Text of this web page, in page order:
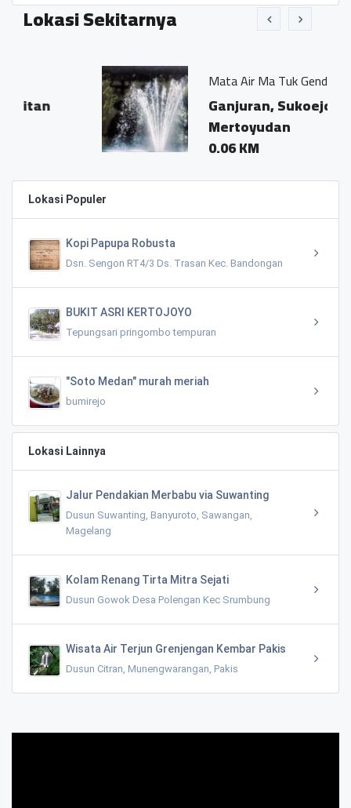
Lokasi Sekitarnya
Mata Air Ma Tuk Gending
Ganjuran, Sukoejo,
Mertoyudan
0.06 KM
Lokasi Populer
Kopi Papupa Robusta
Dsn. Sengon RT4/3 Ds. Trasan Kec. Bandongan
BUKIT ASRI KERTOJOYO
Tepungsari pringombo tempuran
"Soto Medan" murah meriah
bumirejo
Lokasi Lainnya
Jalur Pendakian Merbabu via Suwanting
Dusun Suwanting, Banyuroto, Sawangan,
Magelang
Kolam Renang Tirta Mitra Sejati
Dusun Gowok Desa Polengan Kec Srumbung
Wisata Air Terjun Grenjengan Kembar Pakis
Dusun Citran, Munengwarangan, Pakis